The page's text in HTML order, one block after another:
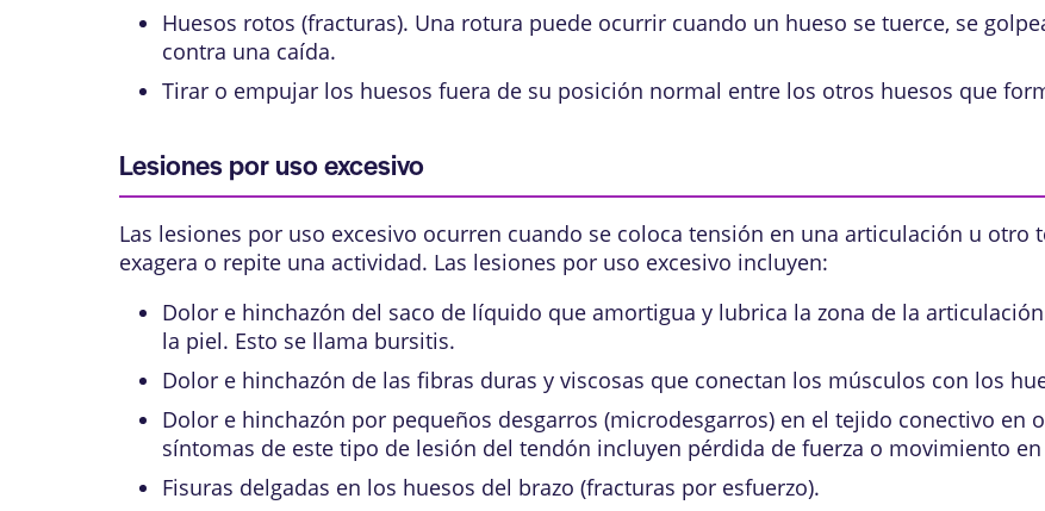
Huesos rotos (fracturas). Una rotura puede ocurrir cuando un hueso se tuerce, se
contra una caída.
Tirar o empujar los huesos fuera de su posición normal entre los otros huesos que
Lesiones por uso excesivo
Las lesiones por uso excesivo ocurren cuando se coloca tensión en una articulación u otro
exagera o repite una actividad. Las lesiones por uso excesivo incluyen:
Dolor e hinchazón del saco de líquido que amortigua y lubrica la zona de la
la piel. Esto se llama bursitis.
Dolor e hinchazón de las fibras duras y viscosas que conectan los músculos con los
Dolor e hinchazón por pequeños desgarros (microdesgarros) en el tejido conectivo en
síntomas de este tipo de lesión del tendón incluyen pérdida de fuerza o movimiento en
Fisuras delgadas en los huesos del brazo (fracturas por esfuerzo).